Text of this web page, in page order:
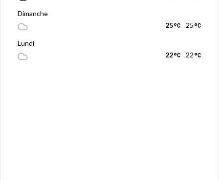
Dimanche
25
25
Lundi
22
22